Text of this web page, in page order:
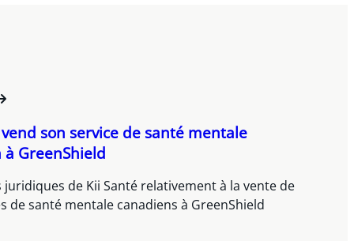
son service de santé mentale
GreenShield
juridiques de Kii Santé relativement à la vente de
de santé mentale canadiens à GreenShield